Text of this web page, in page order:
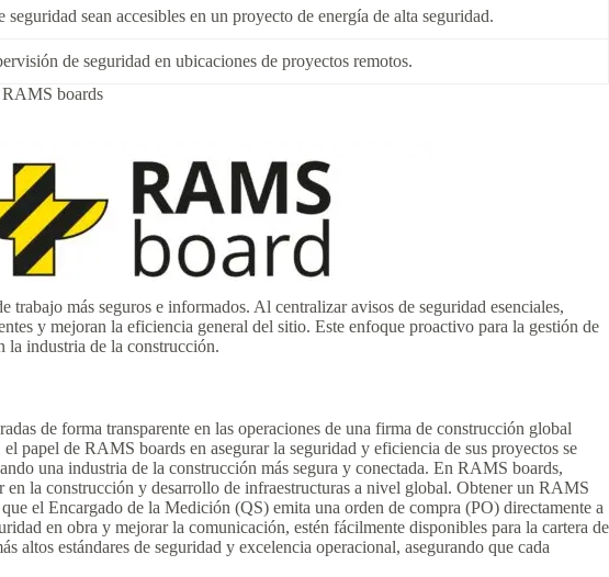
sean accesibles en un proyecto de energía de alta seguridad.
de seguridad en ubicaciones de proyectos remotos.
boards
más seguros e informados. Al centralizar avisos de seguridad esenciales,
y mejoran la eficiencia general del sitio. Este enfoque proactivo para la gestión de
la industria de la construcción.
de forma transparente en las operaciones de una firma de construcción global
de RAMS boards en asegurar la seguridad y eficiencia de sus proyectos se
una industria de la construcción más segura y conectada. En RAMS boards,
la construcción y desarrollo de infraestructuras a nivel global. Obtener un RAMS
el Encargado de la Medición (QS) emita una orden de compra (PO) directamente a
en obra y mejorar la comunicación, estén fácilmente disponibles para la cartera de
estándares de seguridad y excelencia operacional, asegurando que cada